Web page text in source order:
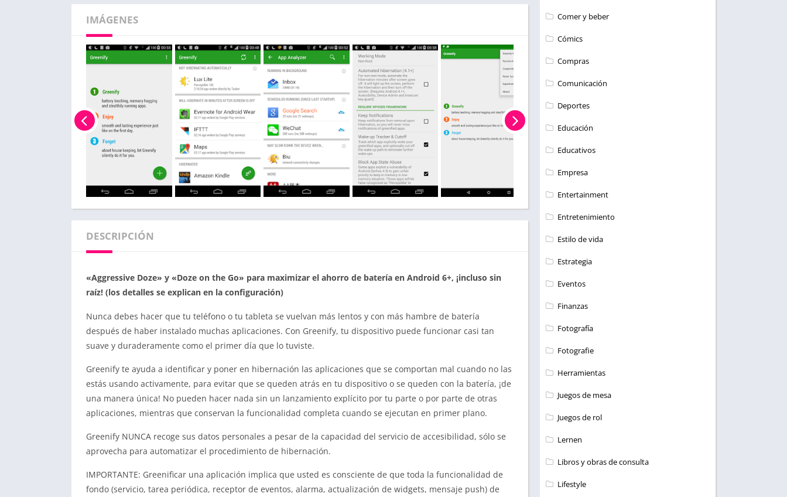
IMÁGENES
DESCRIPCIÓN
«Aggressive Doze» y «Doze on the Go» para maximizar el ahorro de batería en Android 6+, ¡incluso sin
raíz! (los detalles se explican en la configuración)
Nunca debes hacer que tu teléfono o tu tableta se vuelvan más lentos y con más hambre de batería
después de haber instalado muchas aplicaciones. Con Greenify, tu dispositivo puede funcionar casi tan
suave y duraderamente como el primer día que lo tuviste.
Greenify te ayuda a identificar y poner en hibernación las aplicaciones que se comportan mal cuando no las
estás usando activamente, para evitar que se queden atrás en tu dispositivo o se queden con la batería, ¡de
una manera única! No pueden hacer nada sin un lanzamiento explícito por tu parte o por parte de otras
aplicaciones, mientras que conservan la funcionalidad completa cuando se ejecutan en primer plano.
Greenify NUNCA recoge sus datos personales a pesar de la capacidad del servicio de accesibilidad, sólo se
aprovecha para automatizar el procedimiento de hibernación.
IMPORTANTE: Greenificar una aplicación implica que usted es consciente de que toda la funcionalidad de
fondo (servicio, tarea periódica, receptor de eventos, alarma, actualización de widgets, mensaje push) de
Comer y beber
Cómics
Compras
Comunicación
Deportes
Educación
Educativos
Empresa
Entertainment
Entretenimiento
Estilo de vida
Estrategia
Eventos
Finanzas
Fotografía
Fotografie
Herramientas
Juegos de mesa
Juegos de rol
Lernen
Libros y obras de consulta
Lifestyle